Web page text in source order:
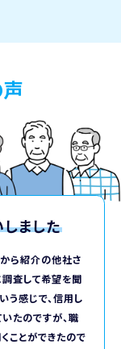
ました
ら紹介の他社さ
調査して希望を聞
う感じで、信用し
たのですが、職
ことができたので